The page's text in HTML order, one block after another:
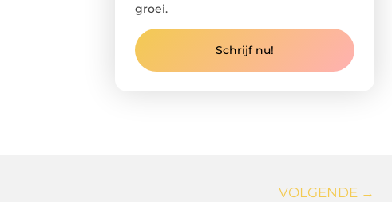
groei.
Schrijf nu!
VOLGENDE →